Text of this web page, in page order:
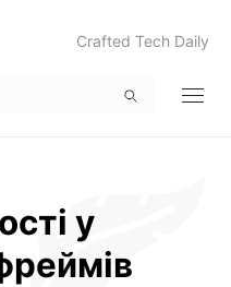
Crafted Tech Daily
у